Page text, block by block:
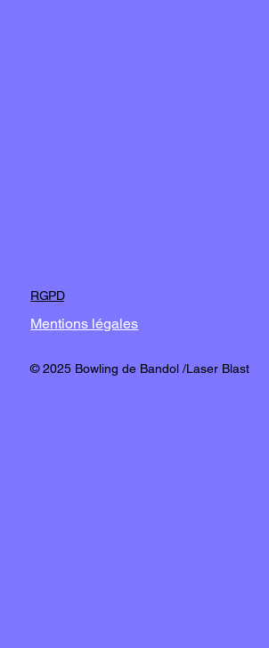
RGPD
Mentions légales
© 2025 Bowling de Bandol /Laser Blast